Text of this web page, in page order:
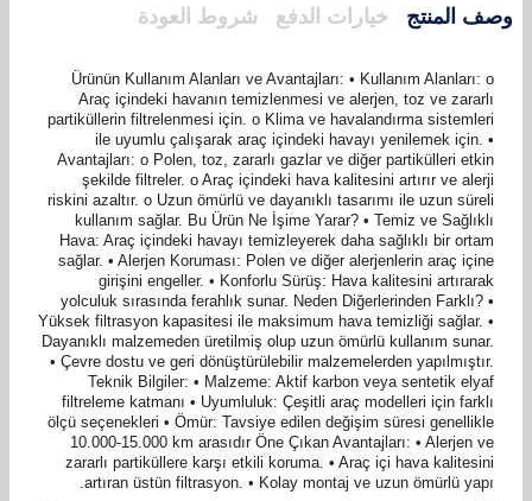
وصف المنتج خيارات الدفع شروط العودة
Ürünün Kullanım Alanları ve Avantajları: • Kullanım Alanları: o
Araç içindeki havanın temizlenmesi ve alerjen, toz ve zararlı
partiküllerin filtrelenmesi için. o Klima ve havalandırma sistemleri
ile uyumlu çalışarak araç içindeki havayı yenilemek için. •
Avantajları: o Polen, toz, zararlı gazlar ve diğer partikülleri etkin
şekilde filtreler. o Araç içindeki hava kalitesini artırır ve alerji
riskini azaltır. o Uzun ömürlü ve dayanıklı tasarımı ile uzun süreli
kullanım sağlar. Bu Ürün Ne İşime Yarar? • Temiz ve Sağlıklı
Hava: Araç içindeki havayı temizleyerek daha sağlıklı bir ortam
sağlar. • Alerjen Koruması: Polen ve diğer alerjenlerin araç içine
girişini engeller. • Konforlu Sürüş: Hava kalitesini artırarak
yolculuk sırasında ferahlık sunar. Neden Diğerlerinden Farklı? •
Yüksek filtrasyon kapasitesi ile maksimum hava temizliği sağlar. •
Dayanıklı malzemeden üretilmiş olup uzun ömürlü kullanım sunar.
• Çevre dostu ve geri dönüştürülebilir malzemelerden yapılmıştır.
Teknik Bilgiler: • Malzeme: Aktif karbon veya sentetik elyaf
filtreleme katmanı • Uyumluluk: Çeşitli araç modelleri için farklı
ölçü seçenekleri • Ömür: Tavsiye edilen değişim süresi genellikle
10.000-15.000 km arasıdır Öne Çıkan Avantajları: • Alerjen ve
zararlı partiküllere karşı etkili koruma. • Araç içi hava kalitesini
artıran üstün filtrasyon. • Kolay montaj ve uzun ömürlü yapı.